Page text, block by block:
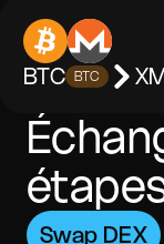
BTC BTC
Swap DEX